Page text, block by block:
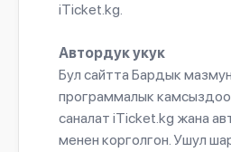
iTicket.kg.
Автордук укук
Бул сайтта Бардык
программалык
саналат iTicket.kg жана
менен корголгон. Ушул